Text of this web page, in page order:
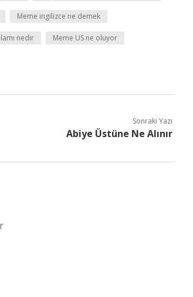
Meme ingilizce ne demek
nedir Meme US ne oluyor
Sonraki Yazı
Abiye Üstüne Ne Alınır